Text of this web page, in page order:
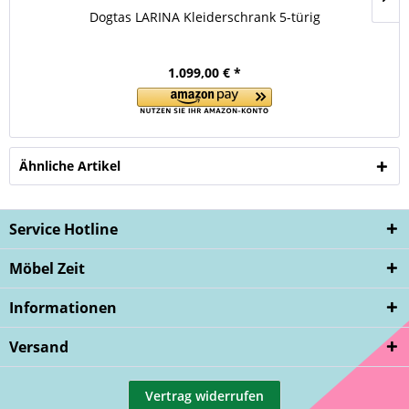
Dogtas LARINA Kleiderschrank 5-türig
1.099,00 € *
Ähnliche Artikel
Service Hotline
Möbel Zeit
Informationen
Versand
Vertrag widerrufen